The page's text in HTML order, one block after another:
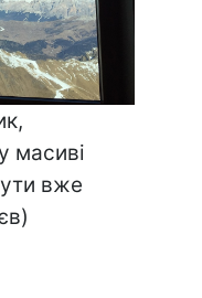
масиві
вже